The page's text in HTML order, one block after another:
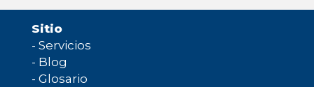
Sitio
- Servicios
- Blog
- Glosario